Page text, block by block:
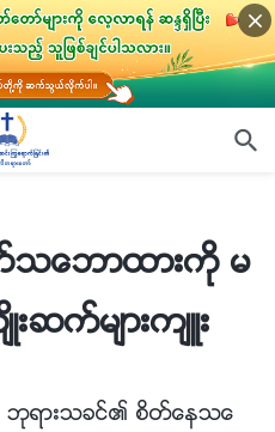
သေဘာထားကို မ
းဆက္မ်ားက်ဴး
ားသခင္၏ စိတ္ေနသေ